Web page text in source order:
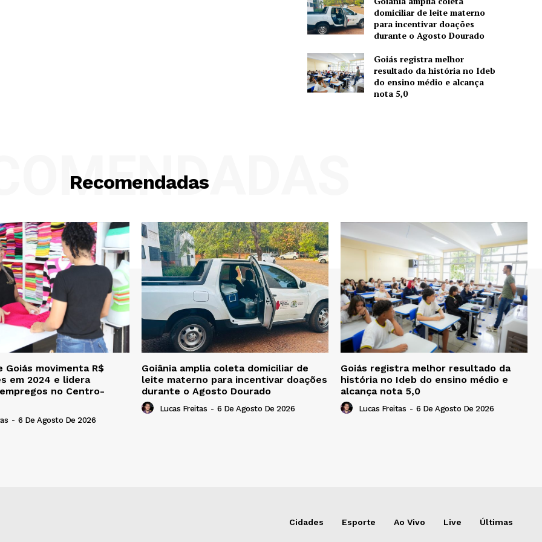
domiciliar de leite materno
para incentivar doações
durante o Agosto Dourado
Goiás registra melhor
resultado da história no Ideb
do ensino médio e alcança
nota 5,0
Recomendadas
Goiás movimenta R$
em 2024 e lidera
no Centro-
- 6 De Agosto De 2026
Goiânia amplia coleta domiciliar de
leite materno para incentivar doações
durante o Agosto Dourado
Lucas Freitas - 6 De Agosto De 2026
Goiás registra melhor resultado da
história no Ideb do ensino médio e
alcança nota 5,0
Lucas Freitas - 6 De Agosto De 2026
Cidades Esporte Ao Vivo Live Últimas